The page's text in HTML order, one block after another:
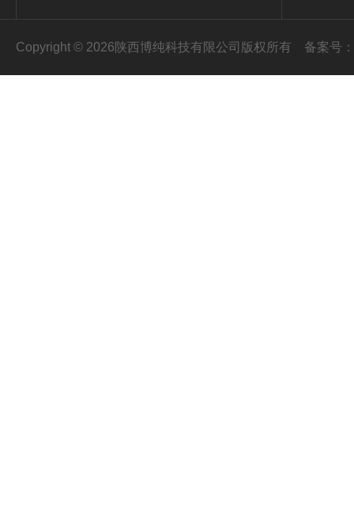
Copyright © 2026陕西博纯科技有限公司版权所有 备案号